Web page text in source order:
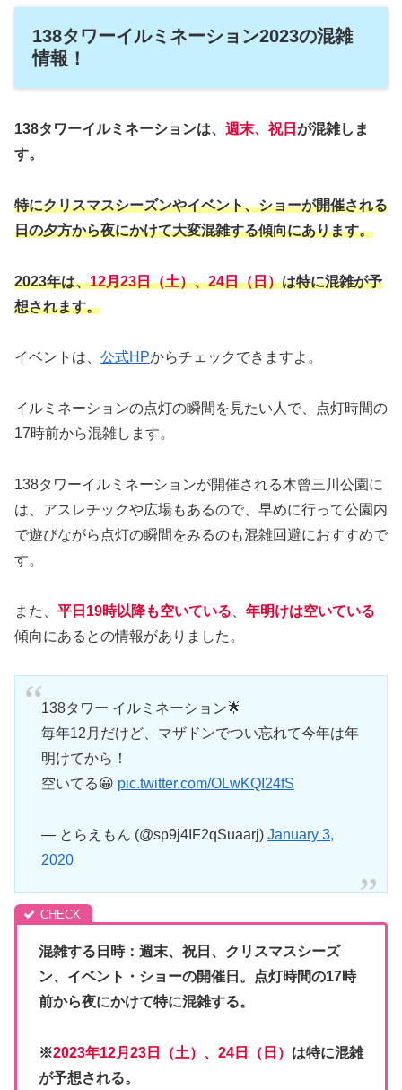
138タワーイルミネーション2023の混雑
情報！
138タワーイルミネーションは、 週末、祝日 が混雑しま
す。
特にクリスマスシーズンやイベント、ショーが開催される
日の夕方から夜にかけて大変混雑する傾向にあります。
2023年は、12月23日（土）、24日（日）は特に混雑が予
想されます。
イベントは、 公式HPからチェックできますよ。
イルミネーションの点灯の瞬間を見たい人で、点灯時間の
17時前から混雑します。
138タワーイルミネーションが開催される木曾三川公園に
は、アスレチックや広場もあるので、早めに行って公園内
で遊びながら点灯の瞬間をみるのも混雑回避におすすめで
す。
また、 平日19時以降も空いている
年明けは空いている
傾向にあるとの情報がありました。
138タワー イルミネーション🌟
毎年12月だけど、マザドンでつい忘れて今年は年
明けてから！
空いてる😀 pic.twitter.com/OLwKQI24fS
— とらえもん (@sp9j4IF2qSuaarj) January 3,
2020
混雑する日時：週末、祝日、クリスマスシーズ
ン、イベント・ショーの開催日。点灯時間の17時
前から夜にかけて特に混雑する。
※2023年12月23日（土）、24日（日） は特に混雑
が予想される。